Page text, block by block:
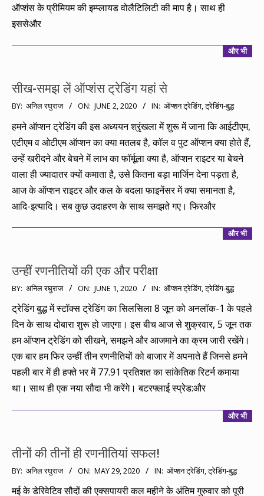
ऑप्शंस के प्रीमियम की इम्प्लायड वोलैटिलिटी की माप है। साथ ही
इससेऔर
और भी
सीख-समझ लें ऑप्शंस ट्रेडिंग यहां से
2020-
06-
02
BY: अनिल रघुराज ON: JUNE 2, 2020 IN: ऑप्शन ट्रेडिंग,ट्रेडिंग-बुद्ध
हमने ऑप्शन ट्रेडिंग की इस अध्ययन श्रृंखला में शुरू में जाना कि आईटीएम,
एटीएम व ओटीएम ऑप्शन का क्या मतलब है, कॉल व पुट ऑप्शन क्या होते हैं,
उन्हें खरीदने और बेचने में लाभ का फॉर्मूला क्या है, ऑप्शन राइटर या बेचने
वाला ही ज्यादातर क्यों कमाता है, उसे कितना बड़ा मार्जिन देना पड़ता है,
आज के ऑप्शन राइटर और कल के बदला फाइनेंसर में क्या समानता है,
आदि-इत्यादि। सब कुछ उदाहरण के साथ समझते गए। फिरऔर
और भी
उन्हीं रणनीतियों की एक और परीक्षा
2020-
06-
01
BY: अनिल रघुराज ON: JUNE 1, 2020 IN: ऑप्शन ट्रेडिंग,ट्रेडिंग-बुद्ध
ट्रेडिंग बुद्ध में स्टॉक्स ट्रेडिंग का सिलसिला 8 जून को अनलॉक-1 के पहले
दिन के साथ दोबारा शुरू हो जाएगा। इस बीच आज से शुक्रवार, 5 जून तक
हम ऑप्शन ट्रेडिंग को सीखने, समझने और आजमाने का क्रम जारी रखेंगे।
एक बार हम फिर उन्हीं तीन रणनीतियों को बाजार में अपनाते हैं जिनसे हमने
पहली बार में ही हफ्ते भर में 77.91 प्रतिशत का सांकेतिक रिटर्न कमाया
था। साथ ही एक नया सौदा भी करेंगे। बटरफ्लाई स्प्रेड:और
और भी
तीनों की तीनों ही रणनीतियां सफल!
2020-
05-
BY: अनिल रघुराज ON: MAY 29, 2020 IN: ऑप्शन ट्रेडिंग,ट्रेडिंग-बुद्ध
मई के डेरिवेटिव सौदों की एक्सपायरी कल महीने के अंतिम गुरुवार को पूरी